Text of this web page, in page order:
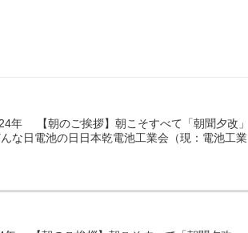
年 【朝のご挨拶】朝こそすべて「朝聞夕改」
な日電池の日日本乾電池工業会（現：電池工業